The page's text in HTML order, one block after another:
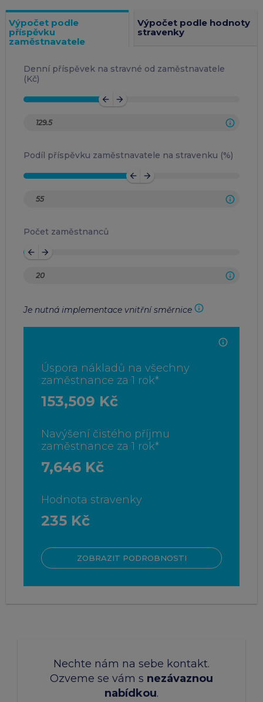
Výpočet podle
příspěvku
zaměstnavatele
Výpočet podle hodnoty
stravenky
Denní příspěvek na stravné od zaměstnavatele
(Kč)
arrow_back arrow_forward
Podíl příspěvku zaměstnavatele na stravenku (%)
arrow_back arrow_forward
Počet zaměstnanců
arrow_back arrow_forward
Je nutná implementace vnitřní směrnice
Úspora nákladů na všechny
zaměstnance za 1 rok*
153,509 Kč
Navýšení čistého příjmu
zaměstnance za 1 rok*
7,646 Kč
Hodnota stravenky
235 Kč
ZOBRAZIT PODROBNOSTI
Nechte nám na sebe kontakt.
Ozveme se vám s nezávaznou
nabídkou.